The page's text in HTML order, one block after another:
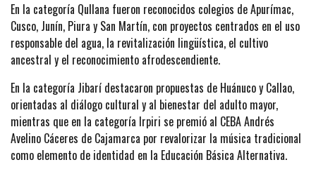
En la categoría Qullana fueron reconocidos colegios de Apurímac,
Cusco, Junín, Piura y San Martín, con proyectos centrados en el uso
responsable del agua, la revitalización lingüística, el cultivo
ancestral y el reconocimiento afrodescendiente.
En la categoría Jibarí destacaron propuestas de Huánuco y Callao,
orientadas al diálogo cultural y al bienestar del adulto mayor,
mientras que en la categoría Irpiri se premió al CEBA Andrés
Avelino Cáceres de Cajamarca por revalorizar la música tradicional
como elemento de identidad en la Educación Básica Alternativa.